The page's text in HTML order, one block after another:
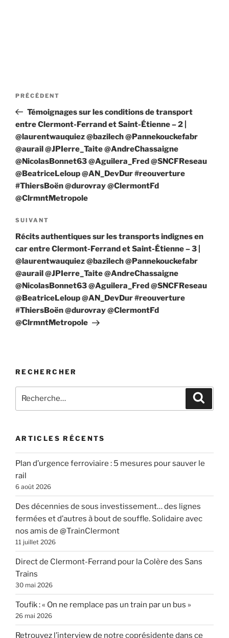
Navigation
l’article
Article
précédent
PRÉCÉDENT
Témoignages sur les conditions de transport
entre Clermont-Ferrand et Saint-Étienne – 2 |
@laurentwauquiez @bazilech @Pannekouckefabr
@aurail @JPIerre_Taite @AndreChassaigne
@NicolasBonnet63 @Aguilera_Fred @SNCFReseau
@BeatriceLeloup @AN_DevDur #reouverture
#ThiersBoën @durovray @ClermontFd
@ClrmntMetropole
Article
suivant
SUIVANT
Récits authentiques sur les transports indignes en
car entre Clermont-Ferrand et Saint-Étienne – 3 |
@laurentwauquiez @bazilech @Pannekouckefabr
@aurail @JPIerre_Taite @AndreChassaigne
@NicolasBonnet63 @Aguilera_Fred @SNCFReseau
@BeatriceLeloup @AN_DevDur #reouverture
#ThiersBoën @durovray @ClermontFd
@ClrmntMetropole
RECHERCHER
pour
ARTICLES RÉCENTS
Plan d’urgence ferroviaire : 5 mesures pour sauver le
rail
6 août 2026
Des décennies de sous investissement… des lignes
fermées et d’autres à bout de souffle. Solidaire avec
nos amis de @TrainClermont
11 juillet 2026
Direct de Clermont-Ferrand pour la Colère des Sans
Trains
30 mai 2026
Toufik : « On ne remplace pas un train par un bus »
26 mai 2026
Retrouvez l’interview de notre coprésidente dans ce